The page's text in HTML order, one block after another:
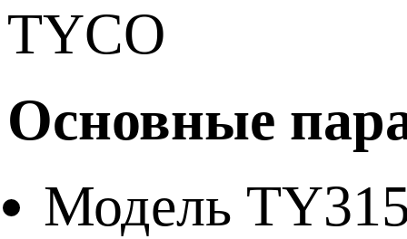
TYCO
Основные
Модель